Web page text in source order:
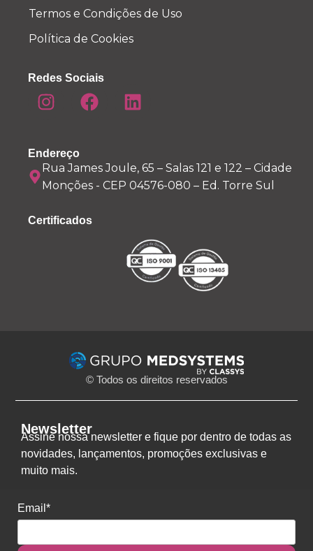
Termos e Condições de Uso
Política de Cookies
Redes Sociais
Endereço
Rua James Joule, 65 – Salas 121 e 122 – Cidade
Monções - CEP 04576-080 – Ed. Torre Sul
Certificados
© Todos os direitos reservados
Newsletter
Assine nossa newsletter e fique por dentro de todas as
novidades, lançamentos, promoções exclusivas e
muito mais.
Email*